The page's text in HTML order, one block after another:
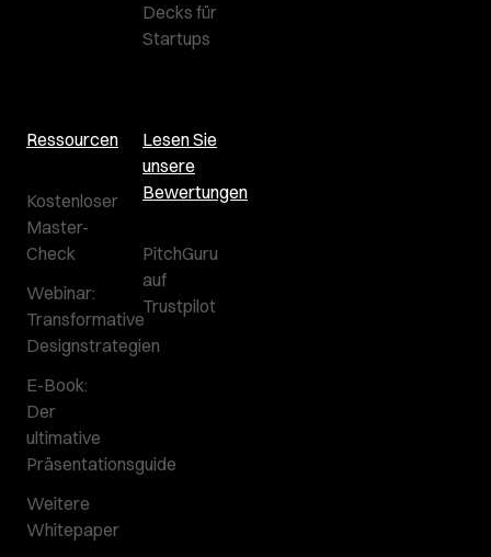
Decks für
Startups
Ressourcen
Kostenloser
Master-
Check
Webinar:
Transformative
Designstrategien
E-Book:
Der
ultimative
Präsentationsguide
Weitere
Whitepaper
Lesen Sie
unsere
Bewertungen
PitchGuru
auf
Trustpilot